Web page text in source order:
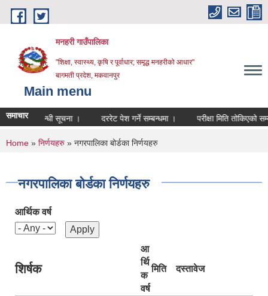
Skip to main content
मनहरी गाउँपालिका
"शिक्षा, स्वास्थ्य, कृषि र पूर्वाधार; समृद्ध मनहरीको आधार"
बागमती प्रदेश, मकवानपुर
Main menu
समाचार
सम्बन्धी सूचना । दररेट पेश गर्ने सम्बन्धमा । परीक्षा मिति तोकिएको सम्बन्धी
You are here
Home » निर्णयहरु » नगरपालिका बोर्डका निर्णयहरु
नगरपालिका बोर्डका निर्णयहरु
आर्थिक वर्ष
शिर्षक
आ
र्थि
क
वर्ष
मिति दस्तावेज